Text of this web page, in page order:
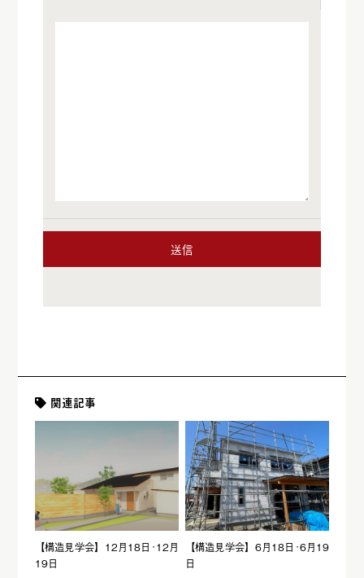
関連記事
【構造見学会】12月18日･12月
19日
【構造見学会】6月18日･6月19
日